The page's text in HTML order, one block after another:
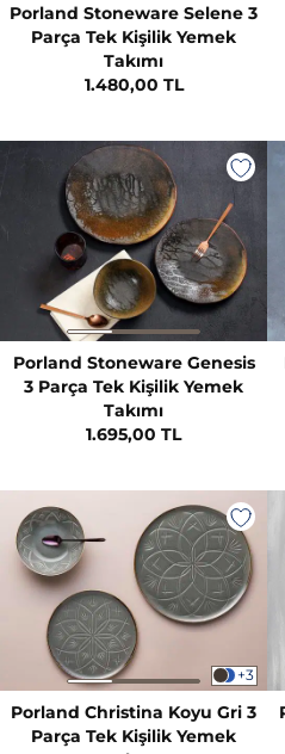
Porland Stoneware Selene 3
Parça Tek Kişilik Yemek
Takımı
1.480,00 TL
Porland Stoneware Genesis
3 Parça Tek Kişilik Yemek
Takımı
1.695,00 TL
+3
Porland Christina Koyu Gri 3
Parça Tek Kişilik Yemek